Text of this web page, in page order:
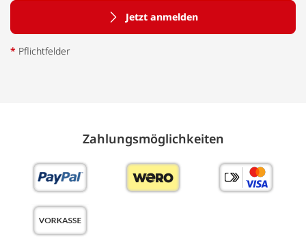
Jetzt anmelden
* Pflichtfelder
Zahlungs­möglich­keiten